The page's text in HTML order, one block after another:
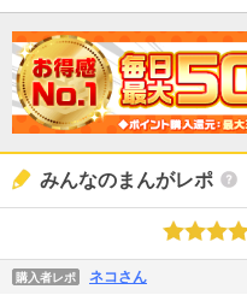
みんなのまんがレポ
購入者レポ ネコさん